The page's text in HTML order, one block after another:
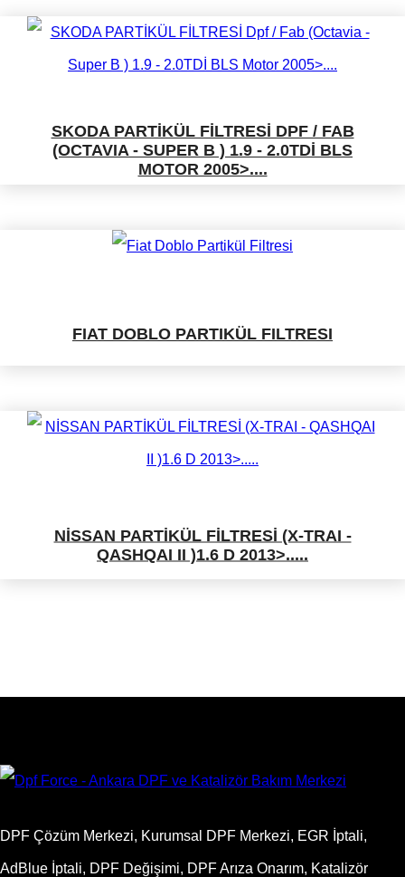
SKODA PARTİKÜL FİLTRESİ DPF / FAB
(OCTAVIA - SUPER B ) 1.9 - 2.0TDİ BLS
MOTOR 2005>....
FIAT DOBLO PARTIKÜL FILTRESI
NİSSAN PARTİKÜL FİLTRESİ (X-TRAI -
QASHQAI II )1.6 D 2013>.....
DPF Çözüm Merkezi, Kurumsal DPF Merkezi, EGR İptali,
AdBlue İptali, DPF Değişimi, DPF Arıza Onarım, Katalizör